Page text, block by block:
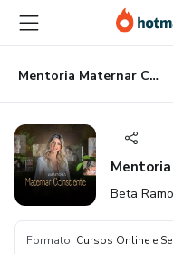
para
conteúdo
principal
para
pagamento
para
rodapé
Mentoria Maternar Consciente
Beta
Formato: Cursos Online e